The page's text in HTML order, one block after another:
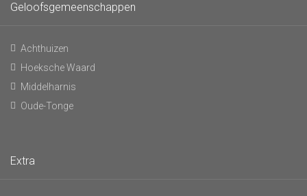
Geloofsgemeenschappen
Achthuizen
Hoeksche Waard
Middelharnis
Oude-Tonge
Extra